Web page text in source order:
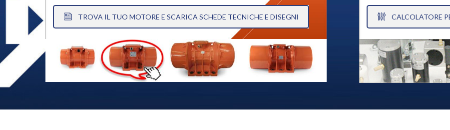
TROVA IL TUO MOTORE E SCARICA SCHEDE TECNICHE E DISEGNI CALCOLATORE